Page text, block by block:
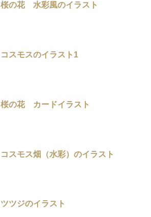
桜の花 水彩風のイラスト
コスモスのイラスト1
桜の花 カードイラスト
コスモス畑（水彩）のイラスト
ツツジのイラスト